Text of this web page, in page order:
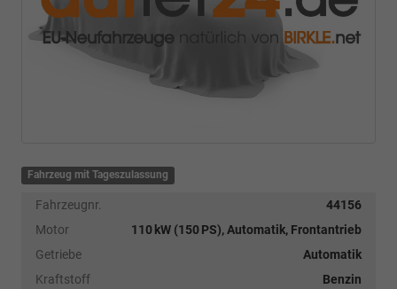
Fahrzeug mit Tageszulassung
Fahrzeugnr.
44156
Motor
110 kW (150 PS), Automatik, Frontantrieb
Getriebe
Automatik
Kraftstoff
Benzin